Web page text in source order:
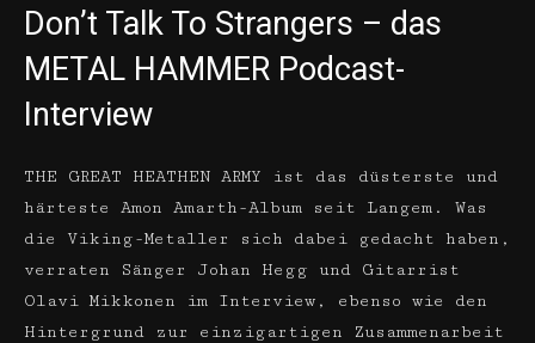
Don’t Talk To Strangers – das
METAL HAMMER Podcast-
Interview
THE GREAT HEATHEN ARMY ist das düsterste und
härteste Amon Amarth-Album seit Langem. Was
die Viking-Metaller sich dabei gedacht haben,
verraten Sänger Johan Hegg und Gitarrist
Olavi Mikkonen im Interview, ebenso wie den
Hintergrund zur einzigartigen Zusammenarbeit